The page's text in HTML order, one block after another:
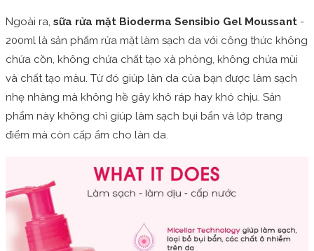
Ngoài ra, sữa rửa mặt Bioderma Sensibio Gel Moussant -
200ml là sản phẩm rửa mặt làm sạch da với công thức không
chứa cồn, không chứa chất tạo xà phòng, không chứa mùi
và chất tạo màu. Từ đó giúp làn da của bạn được làm sạch
nhẹ nhàng mà không hề gây khô ráp hay khó chịu. Sản
phẩm này không chỉ giúp làm sạch bụi bẩn và lớp trang
điểm mà còn cấp ẩm cho làn da.